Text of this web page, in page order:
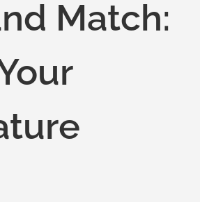
Match: